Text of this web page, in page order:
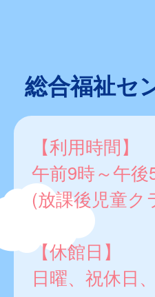
総合福祉セ
【利用時間】
午前9時～午後
(放課後児童ク
【休館日】
日曜、祝休日